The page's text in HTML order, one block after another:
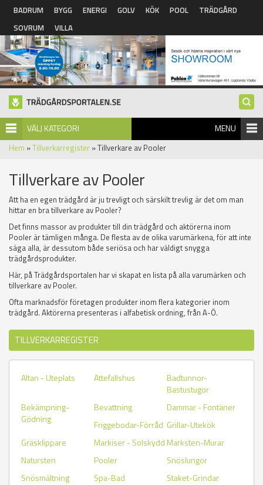
Hoppa till huvudinnehåll
BADRUM BYGG ENERGI GOLV KÖK POOL
TRÄDGÅRD
SOVRUM
VILLA
VÄLJ KATEGORI MENU
Hem »Tillverkarregister » Tillverkare av Pooler
Tillverkare av Pooler
Att ha en egen trädgård är ju trevligt och särskilt trevlig är det om man
hittar en bra tillverkare av Pooler?
Det finns massor av produkter till din trädgård och aktörerna inom
Pooler är tämligen många. De flesta av de olika varumärkena, för att inte
säga alla, är dessutom både seriösa och har väldigt snygga
trädgårdsprodukter.
Här, på Trädgårdsportalen har vi skapat en lista på alla varumärken och
tillverkare av Pooler.
Ofta marknadsför företagen produkter inom flera kategorier inom
trädgård. Aktörerna presenteras i alfabetisk ordning, från A-Ö.
TILLVERKARREGISTER
Altan - Uteplats Attefallshus
Badtunnor-
Bastustugor
Bekämpning-
Gödning
Bevattning
Dammar - Fontäner
Friggebodar-Förråd Grillar-Utekök
Gräsklippare
Markiser - Solskydd Marksten-Murar
Natursten
Pooler
Snöslungor
Snösmältning
Spa-Bad
Staket-Grindar